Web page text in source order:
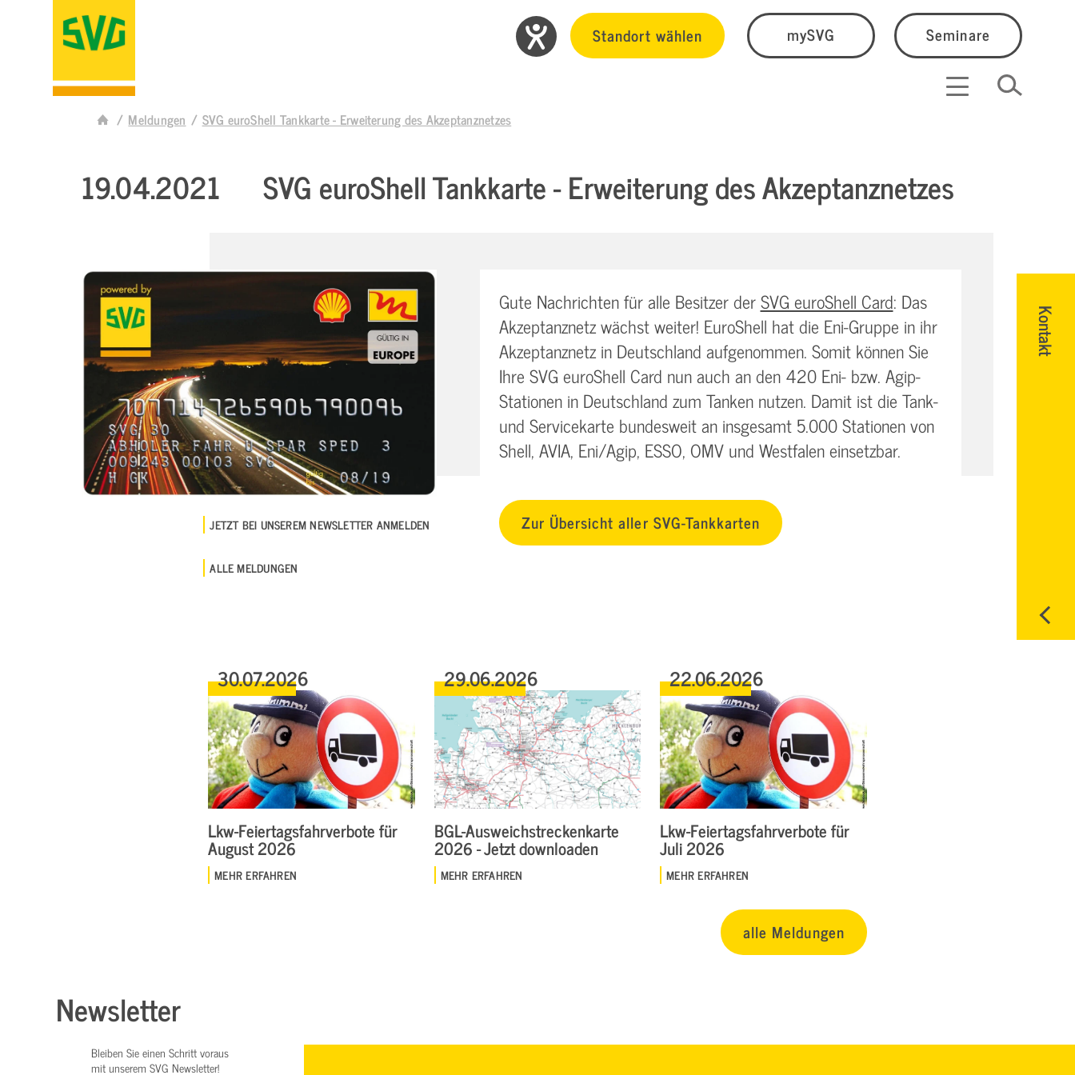
Standort wählen mySVG Seminare
Kontakt
Meldungen SVG euroShell Tankkarte - Erweiterung des Akzeptanznetzes
19.04.2021 SVG euroShell Tankkarte - Erweiterung des Akzeptanznetzes
JETZT BEI UNSEREM NEWSLETTER ANMELDEN
ALLE MELDUNGEN
Gute Nachrichten für alle Besitzer derSVG euroShell Card: Das
Akzeptanznetz wächst weiter! EuroShell hat die Eni-Gruppe in ihr
Akzeptanznetz in Deutschland aufgenommen. Somit können Sie
Ihre SVG euroShell Card nun auch an den 420 Eni- bzw. Agip-
Stationen in Deutschland zum Tanken nutzen. Damit ist die Tank-
und Servicekarte bundesweit an insgesamt 5.000 Stationen von
Shell, AVIA, Eni/Agip, ESSO, OMV und Westfalen einsetzbar.
Zur Übersicht aller SVG-Tankkarten
30.07.2026
Lkw-Feiertagsfahrverbote für
August 2026
MEHR ERFAHREN
29.06.2026
BGL-Ausweichstreckenkarte
2026 - Jetzt downloaden
MEHR ERFAHREN
22.06.2026
Lkw-Feiertagsfahrverbote für
Juli 2026
MEHR ERFAHREN
alle Meldungen
Newsletter
Bleiben Sie einen Schritt voraus
mit unserem SVG Newsletter!